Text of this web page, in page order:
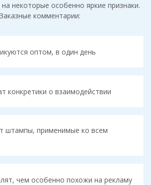
некоторые особенно яркие признаки.
Заказные комментарии:
оптом, в один день
конкретики о взаимодействии
штампы, применимые ко всем
чем особенно похожи на рекламу